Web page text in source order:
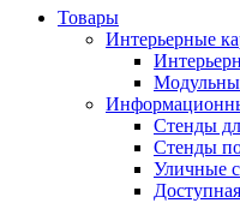
Товары
Интерьерные
Стенды
Стенды
Уличные